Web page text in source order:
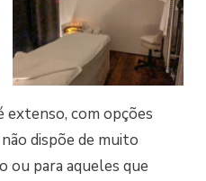
extenso, com opções
dispõe de muito
ou para aqueles que